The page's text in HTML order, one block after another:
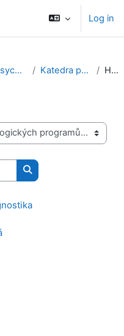
Log in
Sekce pedagogických a psychologických programů Katedra pedagogiky Hynek
Search courses